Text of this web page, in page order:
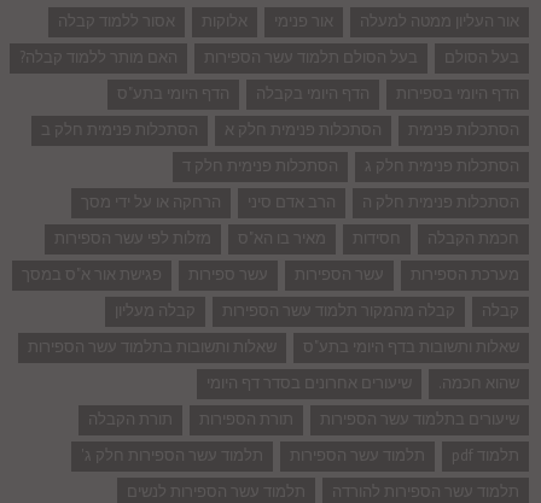
אור העליון ממטה למעלה אור פנימי אלוקות
אסור ללמוד קבלה
בעל הסולם
בעל הסולם תלמוד עשר הספירות
האם מותר ללמוד קבלה?
הדף היומי בספירות
הדף היומי בקבלה
הדף היומי בתע"ס
הסתכלות פנימית
הסתכלות פנימית חלק א
הסתכלות פנימית חלק ב
הסתכלות פנימית חלק ג
הסתכלות פנימית חלק ד
הסתכלות פנימית חלק ה
הרב אדם סיני
הרחקה או על ידי מסך
חכמת הקבלה
חסידות מאיר בו הא"ס
מזלות לפי עשר הספירות
מערכת הספירות
עשר הספירות עשר ספירות
פגישת אור א"ס במסך
קבלה
קבלה מהמקור תלמוד עשר הספירות
קבלה מעליון
שאלות ותשובות בדף היומי בתע"ס
שאלות ותשובות בתלמוד עשר הספירות
שהוא חכמה.
שיעורים אחרונים בסדר דף היומי
שיעורים בתלמוד עשר הספירות
תורת הספירות
תורת הקבלה
תלמוד pdf
תלמוד עשר הספירות
תלמוד עשר הספירות חלק ג'
תלמוד עשר הספירות להורדה
תלמוד עשר הספירות לנשים